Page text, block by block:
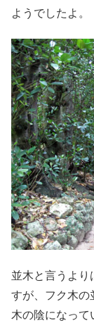
ようでしたよ。
並木と言うより
すが、フク木の
木の陰になって